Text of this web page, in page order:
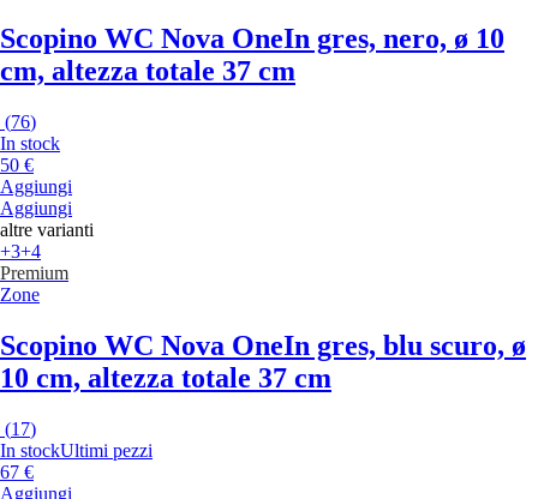
Scopino WC Nova OneIn gres, nero, ø 10
cm, altezza totale 37 cm
(76)
In stock
50 €
Aggiungi
Aggiungi
altre varianti
+3+4
Premium
Zone
Scopino WC Nova OneIn gres, blu scuro, ø
10 cm, altezza totale 37 cm
(17)
In stockUltimi pezzi
67 €
Aggiungi